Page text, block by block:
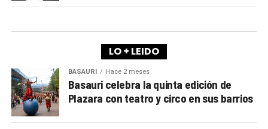
LO + LEIDO
BASAURI Hace 2 meses
Basauri celebra la quinta edición de
Plazara con teatro y circo en sus barrios